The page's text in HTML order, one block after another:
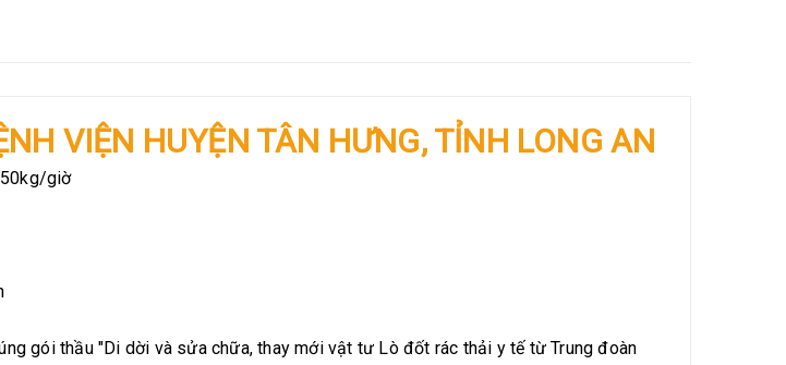
VIỆN HUYỆN TÂN HƯNG, TỈNH LONG AN
giờ
gói thầu "Di dời và sửa chữa, thay mới vật tư Lò đốt rác thải y tế từ Trung đoàn